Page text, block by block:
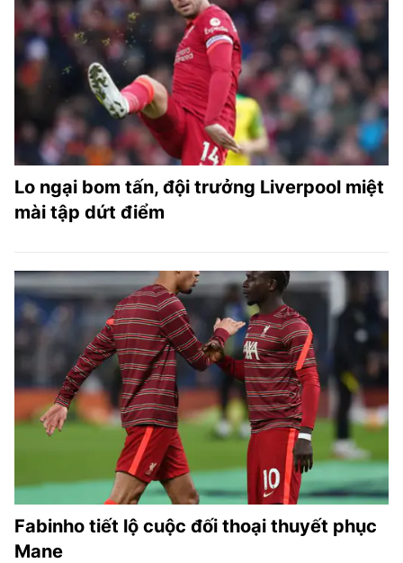
Lo ngại bom tấn, đội trưởng Liverpool miệt
mài tập dứt điểm
Fabinho tiết lộ cuộc đối thoại thuyết phục
Mane